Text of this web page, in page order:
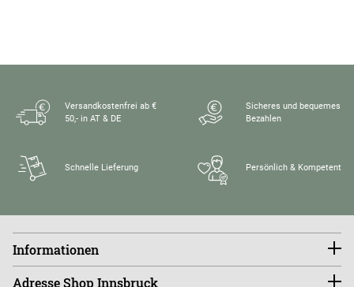
Versandkostenfrei ab €
50,- in AT & DE
Sicheres und bequemes
Bezahlen
Schnelle Lieferung Persönlich & Kompetent
Adresse Shop Innsbruck
Informationen